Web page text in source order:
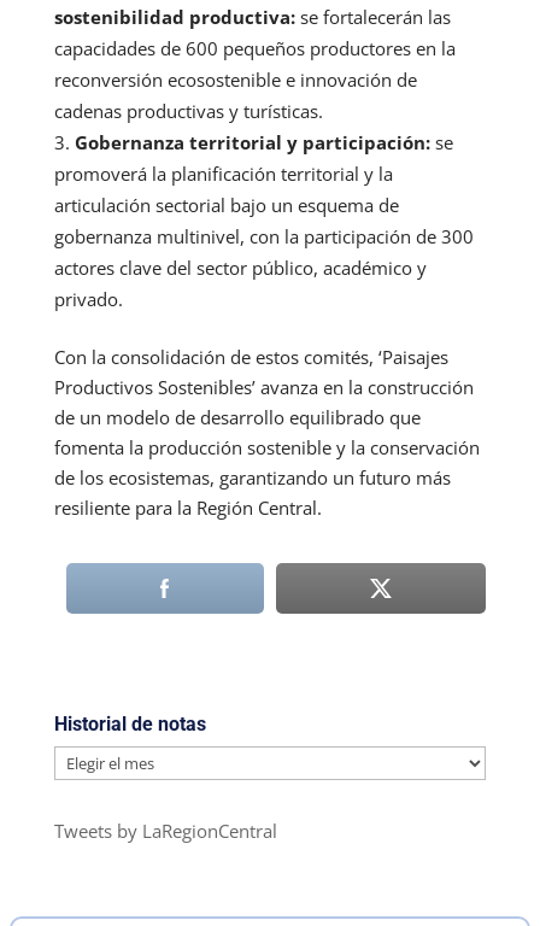
sostenibilidad productiva:se fortalecerán las
capacidades de 600 pequeños productores en la
reconversión ecosostenible e innovación de
cadenas productivas y turísticas.
Gobernanza territorial y participación:se
promoverá la planificación territorial y la
articulación sectorial bajo un esquema de
gobernanza multinivel, con la participación de 300
actores clave del sector público, académico y
privado.
Con la consolidación de estos comités, ‘Paisajes
Productivos Sostenibles’ avanza en la construcción
de un modelo de desarrollo equilibrado que
fomenta la producción sostenible y la conservación
de los ecosistemas, garantizando un futuro más
resiliente para la Región Central.
Historial de notas
Historial
notas
Tweets by LaRegionCentral